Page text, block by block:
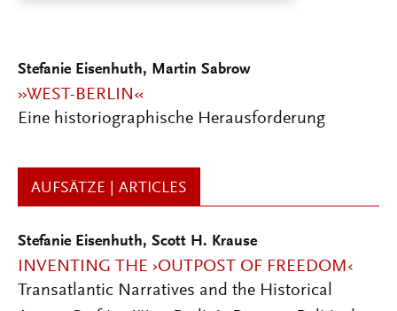
Stefanie Eisenhuth, Martin Sabrow
»WEST-BERLIN«
Eine historiographische Herausforderung
AUFSÄTZE | ARTICLES
Stefanie Eisenhuth, Scott H. Krause
INVENTING THE ›OUTPOST OF FREEDOM‹
Transatlantic Narratives and the Historical